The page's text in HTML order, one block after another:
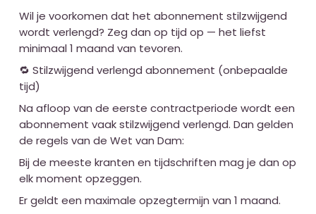
Wil je voorkomen dat het abonnement stilzwijgend
wordt verlengd? Zeg dan op tijd op — het liefst
minimaal 1 maand van tevoren.
🔁 Stilzwijgend verlengd abonnement (onbepaalde
tijd)
Na afloop van de eerste contractperiode wordt een
abonnement vaak stilzwijgend verlengd. Dan gelden
de regels van de Wet van Dam:
Bij de meeste kranten en tijdschriften mag je dan op
elk moment opzeggen.
Er geldt een maximale opzegtermijn van 1 maand.